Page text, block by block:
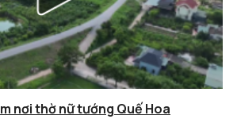
nơi thờ nữ tướng Quế Hoa